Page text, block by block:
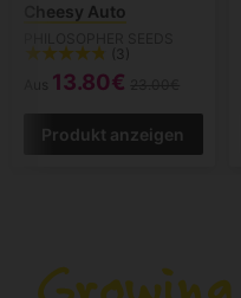
Cheesy Auto
(3)
13.80€
Produkt anzeigen